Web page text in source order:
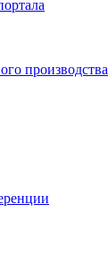
производства